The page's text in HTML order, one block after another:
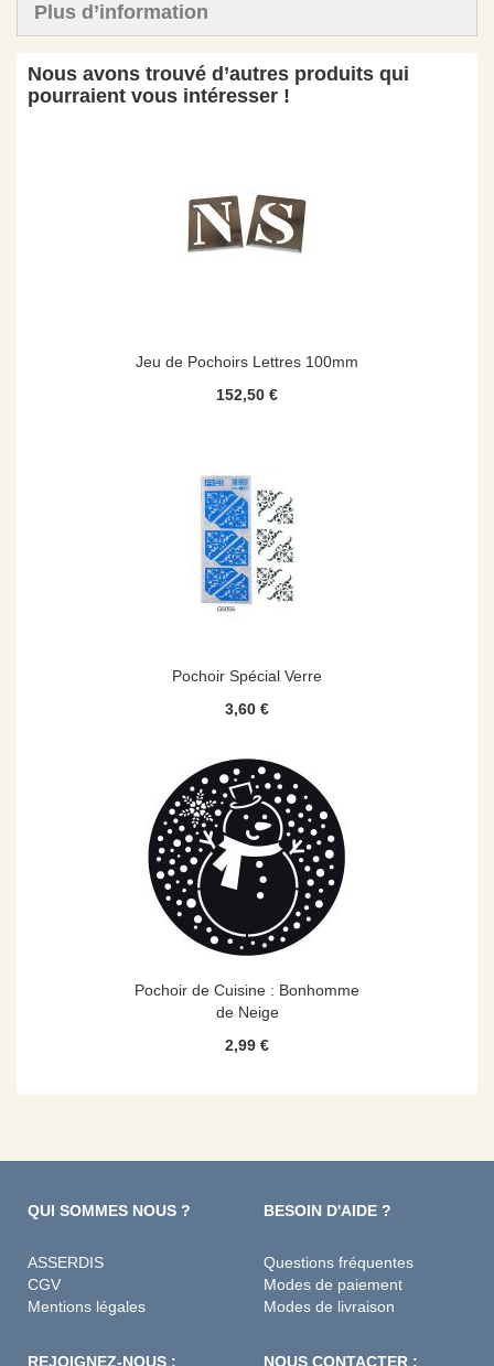
Plus d’information
Nous avons trouvé d’autres produits qui
pourraient vous intéresser !
Jeu de Pochoirs Lettres 100mm
152,50 €
Pochoir Spécial Verre
3,60 €
Pochoir de Cuisine : Bonhomme
de Neige
2,99 €
QUI SOMMES NOUS ?
ASSERDIS
CGV
Mentions légales
BESOIN D'AIDE ?
Questions fréquentes
Modes de paiement
Modes de livraison
REJOIGNEZ-NOUS : NOUS CONTACTER :